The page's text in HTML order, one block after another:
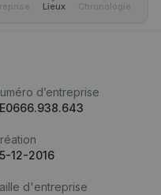
Lieux Chronologie
d’entreprise
12-2016
d'entreprise